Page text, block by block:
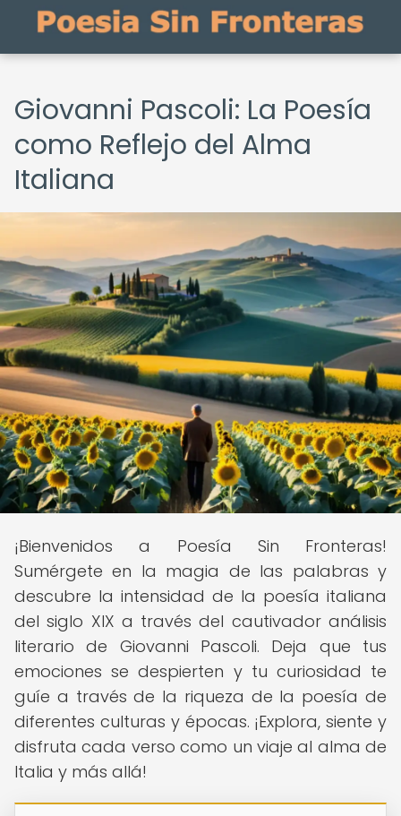
Giovanni Pascoli: La Poesía
como Reflejo del Alma
Italiana
¡Bienvenidos a Poesía Sin Fronteras!
Sumérgete en la magia de las palabras y
descubre la intensidad de la poesía italiana
del siglo XIX a través del cautivador análisis
literario de Giovanni Pascoli. Deja que tus
emociones se despierten y tu curiosidad te
guíe a través de la riqueza de la poesía de
diferentes culturas y épocas. ¡Explora, siente y
disfruta cada verso como un viaje al alma de
Italia y más allá!